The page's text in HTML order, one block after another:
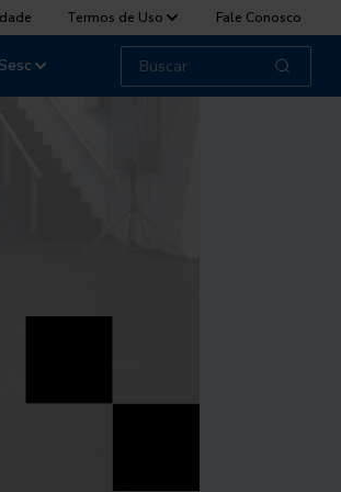
Termos de Uso Fale Conosco